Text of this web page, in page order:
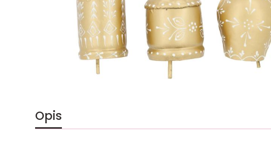
Opis